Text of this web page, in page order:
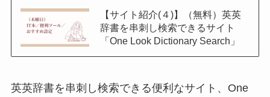
【サイト紹介(４)】（無料）英英
辞書を串刺し検索できるサイト
「One Look Dictionary Search」
英英辞書を串刺し検索できる便利なサイト、One